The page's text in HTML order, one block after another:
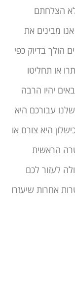
הצלחתם
מבינים את
הולך בדיוק כפי
או תחליטו
יהיו הרבה
עבורכם היא
היא צורם או
הראשית
לעזור לכם
אחרות שיעזרו